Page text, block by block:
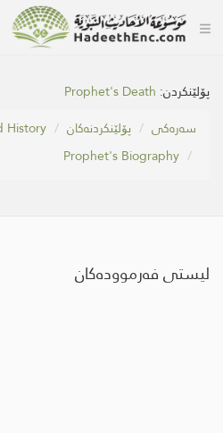
پۆلێنکردن: Prophet's Death
سه‌ره‌كی
پۆلێنکردنەکان
History
Prophet's Biography
لیستی فەرموودەکان